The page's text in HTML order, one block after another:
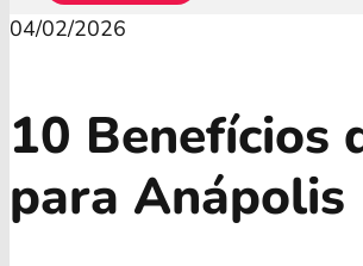
04/02/2026
10 Benefícios
para Anápolis